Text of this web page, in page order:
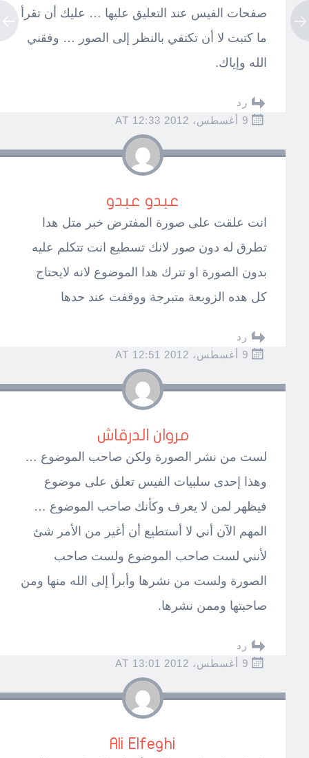
صفحات الفيس عند التعليق عليها … عليك أن تقرأ
ما كتبت لا أن تكتفي بالنظر إلى الصور … وفقني
الله وإياك.
رد
9 أغسطس، 2012 AT 12:33
عبدو عبدو
انت علقت على صورة المفترض خبر متل هدا
تطرق له دون صور لانك تسطيع انت تتكلم عليه
بدون الصورة او تترك هدا الموضوع لانه لايحتاج
كل هده الزوبعة متبرجة ووقفت عند حدها
رد
9 أغسطس، 2012 AT 12:51
مروان الدرقاش
لست من نشر الصورة ولكن صاحب الموضوع …
وهذا إحدى سلبيات الفيس تعلق على موضوع
فيظهر لمن لا يعرف وكأنك صاحب الموضوع …
المهم الآن أني لا أستطيع أن أغير من الأمر شئ
لأنني لست صاحب الموضوع ولست صاحب
الصورة ولست من نشرها وأبرأ إلى الله منها ومن
صاحبتها وممن نشرها.
رد
9 أغسطس، 2012 AT 13:01
Ali Elfeghi